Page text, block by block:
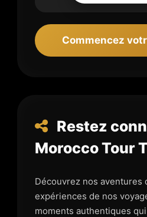
Commencez
Restez
Morocco Tour
Découvrez nos aventures
expériences de nos
moments authentiques